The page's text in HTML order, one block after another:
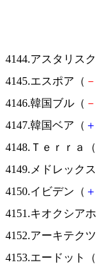
4144.アスタリス
4145.エスポア（ －
4146.韓国ブル（ －
4147.韓国ベア（ ＋
4148.Ｔｅｒｒａ（
4149.メドレック
4150.イビデン（ ＋
4151.キオクシア
4152.アーキテク
4153.エードット（